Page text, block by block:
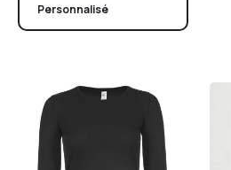
Personnalisé